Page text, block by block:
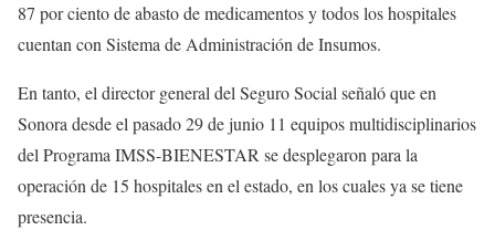
87 por ciento de abasto de medicamentos y todos los hospitales
cuentan con Sistema de Administración de Insumos.
En tanto, el director general del Seguro Social señaló que en
Sonora desde el pasado 29 de junio 11 equipos multidisciplinarios
del Programa IMSS-BIENESTAR se desplegaron para la
operación de 15 hospitales en el estado, en los cuales ya se tiene
presencia.